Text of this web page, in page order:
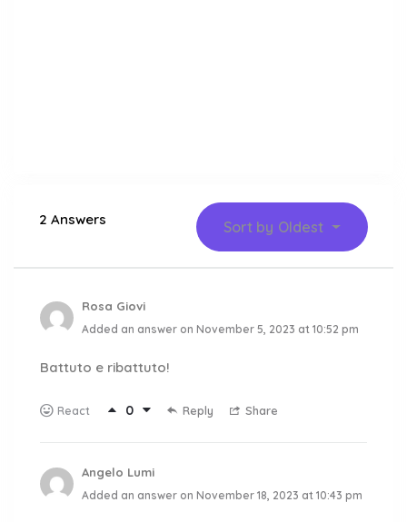
2 Answers Sort by Oldest
Rosa Giovi
Added an answer on November 5, 2023 at 10:52 pm
Battuto e ribattuto!
React 0 Reply Share
Angelo Lumi
Added an answer on November 18, 2023 at 10:43 pm